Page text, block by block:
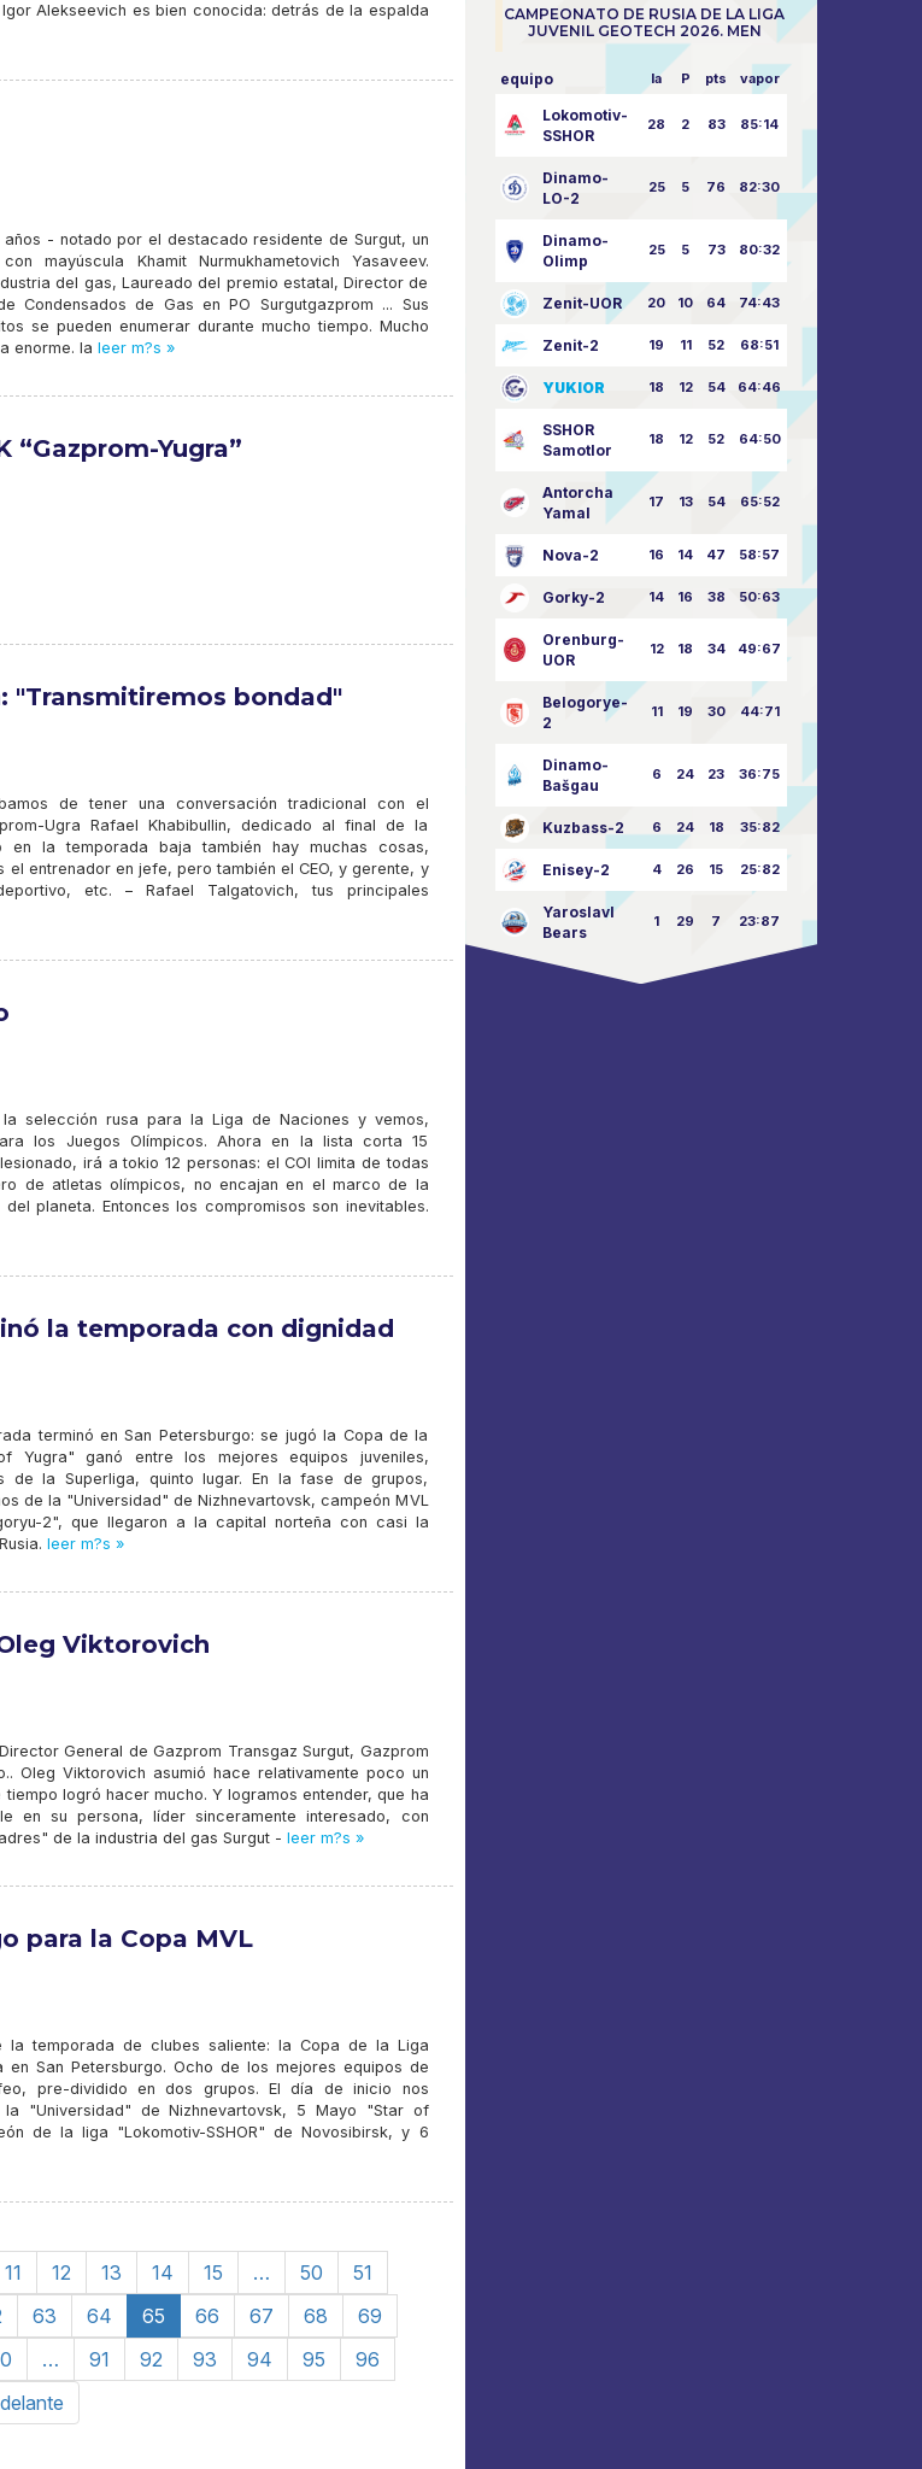
Alekseevich es bien conocida: detrás de la espalda
- notado por el destacado residente de Surgut, un
mayúscula Khamit Nurmukhametovich Yasaveev.
del gas, Laureado del premio estatal, Director de
Condensados ​​de Gas en PO Surgutgazprom ... Sus
se pueden enumerar durante mucho tiempo. Mucho
enorme. la leer m?s »
“Gazprom-Yugra”
"Transmitiremos bondad"
de tener una conversación tradicional con el
Ugra Rafael Khabibullin, dedicado al final de la
en la temporada baja también hay muchas cosas,
el entrenador en jefe, pero también el CEO, y gerente, y
etc. – Rafael Talgatovich, tus principales
selección rusa para la Liga de Naciones y vemos,
los Juegos Olímpicos. Ahora en la lista corta 15
irá a tokio 12 personas: el COI limita de todas
de atletas olímpicos, no encajan en el marco de la
planeta. Entonces los compromisos son inevitables.
la temporada con dignidad
terminó en San Petersburgo: se jugó la Copa de la
Yugra" ganó entre los mejores equipos juveniles,
de la Superliga, quinto lugar. En la fase de grupos,
de la "Universidad" de Nizhnevartovsk, campeón MVL
2", que llegaron a la capital norteña con casi la
leer m?s »
Viktorovich
General de Gazprom Transgaz Surgut, Gazprom
Oleg Viktorovich asumió hace relativamente poco un
logró hacer mucho. Y logramos entender, que ha
en su persona, líder sinceramente interesado, con
de la industria del gas Surgut - leer m?s »
para la Copa MVL
temporada de clubes saliente: la Copa de la Liga
en San Petersburgo. Ocho de los mejores equipos de
pre-dividido en dos grupos. El día de inicio nos
"Universidad" de Nizhnevartovsk, 5 Mayo "Star of
de la liga "Lokomotiv-SSHOR" de Novosibirsk, y 6
11 12 13 14 15 … 50
51
63 64 65 66 67 68
69
… 91 92 93 94 95
96
CAMPEONATO DE RUSIA DE LA LIGA
JUVENIL GEOTECH 2026. MEN
equipo la P pts vapor
Lokomotiv-
SSHOR
28 2 83 85:14
Dinamo-
LO-2
25 5 76 82:30
Dinamo-
Olimp
25 5 73 80:32
Zenit-UOR 20 10 64 74:43
Zenit-2 19 11 52 68:51
YUKIOR 18 12 54 64:46
SSHOR
Samotlor
18 12 52 64:50
Antorcha
Yamal
17 13 54 65:52
Nova-2 16 14 47 58:57
Gorky-2 14 16 38 50:63
Orenburg-
UOR
12 18 34 49:67
Belogorye-
2
11 19 30 44:71
Dinamo-
Bašgau
6 24 23 36:75
Kuzbass-2 6 24 18 35:82
Enisey-2 4 26 15 25:82
Yaroslavl
Bears
1 29 7 23:87